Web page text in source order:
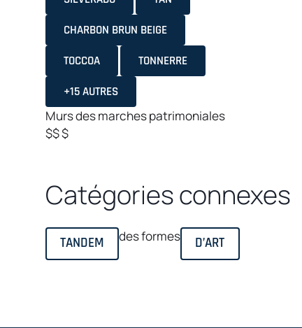
CHARBON BRUN BEIGE
TOCCOA
TONNERRE
+15 AUTRES
Mursdes marchespatrimoniales
$$$
Catégories connexes
TANDEM des formes D’ART